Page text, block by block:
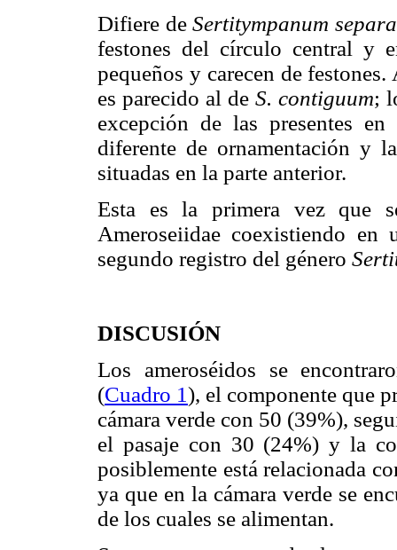
Difiere deSertitympanum
festones del círculo central y
pequeños y carecen de
es parecido al de S. contiguum;
excepción de las presentes
diferente de ornamentación y
situadas en la parte anterior.
Esta es la primera vez que
Ameroseiidae coexistiendo
segundo registro del género
DISCUSIÓN
Los ameroséidos se
(Cuadro 1), el componente que
cámara verde con 50 (39%),
el pasaje con 30 (24%) y la
posiblemente está relacionada
ya que en la cámara verde se
de los cuales se alimentan.